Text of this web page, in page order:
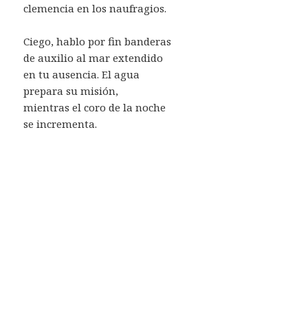
clemencia en los naufragios.
Ciego, hablo por fin banderas
de auxilio al mar extendido
en tu ausencia. El agua
prepara su misión,
mientras el coro de la noche
se incrementa.